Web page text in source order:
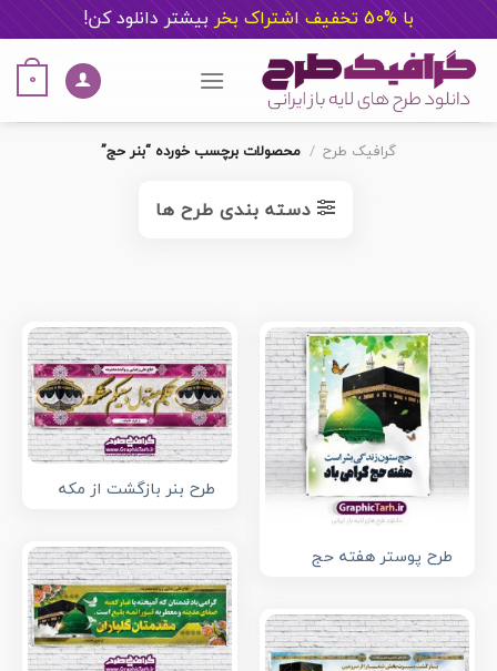
با %50 تخفیف اشتراک بخر بیشتر دانلود کن!
content
0
گرافیک طرح / محصولات برچسب خورده “بنر حج”
دسته بندی طرح ها
طرح پوستر هفته حج
طرح بنر بازگشت از مکه